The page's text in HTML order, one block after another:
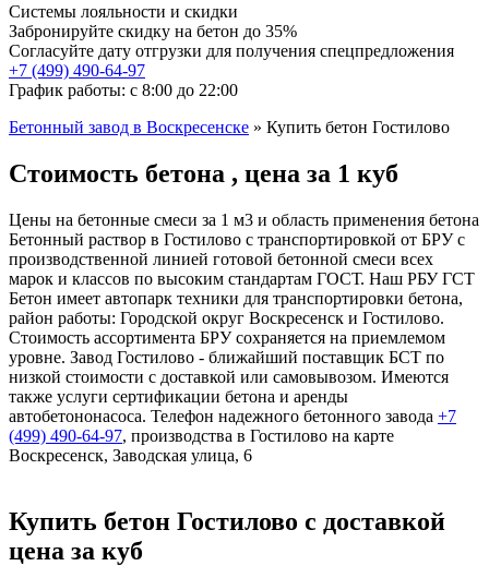
Системы лояльности и скидки
Забронируйте скидку на бетон до 35%
Согласуйте дату отгрузки для получения спецпредложения
+7 (499) 490-64-97
График работы: с 8:00 до 22:00
Бетонный завод в Воскресенске » Купить бетон Гостилово
Стоимость бетона , цена за 1 куб
Цены на бетонные смеси за 1 м3 и область применения бетона
Бетонный раствор в Гостилово с транспортировкой от БРУ с
производственной линией готовой бетонной смеси всех
марок и классов по высоким стандартам ГОСТ. Наш РБУ ГСТ
Бетон имеет автопарк техники для транспортировки бетона,
район работы: Городской округ Воскресенск и Гостилово.
Стоимость ассортимента БРУ сохраняется на приемлемом
уровне. Завод Гостилово - ближайший поставщик БСТ по
низкой стоимости с доставкой или самовывозом. Имеются
также услуги сертификации бетона и аренды
автобетононасоса. Телефон надежного бетонного завода +7
(499) 490-64-97, производства в Гостилово на карте
Воскресенск, Заводская улица, 6
Купить бетон Гостилово с доставкой
цена за куб